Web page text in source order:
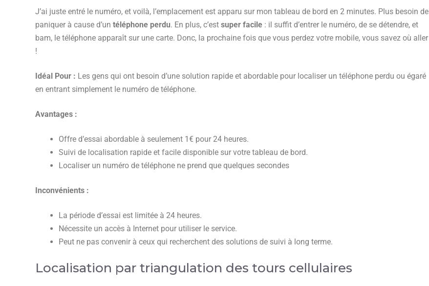
J’ai juste entré le numéro, et voilà, l’emplacement est apparu sur mon tableau de bord en 2 minutes. Plus besoin de
paniquer à cause d’un téléphone perdu. En plus, c’est super facile : il suffit d’entrer le numéro, de se détendre, et
bam, le téléphone apparaît sur une carte. Donc, la prochaine fois que vous perdez votre mobile, vous savez où aller
!
Idéal Pour : Les gens qui ont besoin d’une solution rapide et abordable pour localiser un téléphone perdu ou égaré
en entrant simplement le numéro de téléphone.
Avantages :
Offre d’essai abordable à seulement 1€ pour 24 heures.
Suivi de localisation rapide et facile disponible sur votre tableau de bord.
Localiser un numéro de téléphone ne prend que quelques secondes
Inconvénients :
La période d’essai est limitée à 24 heures.
Nécessite un accès à Internet pour utiliser le service.
Peut ne pas convenir à ceux qui recherchent des solutions de suivi à long terme.
Localisation par triangulation des tours cellulaires